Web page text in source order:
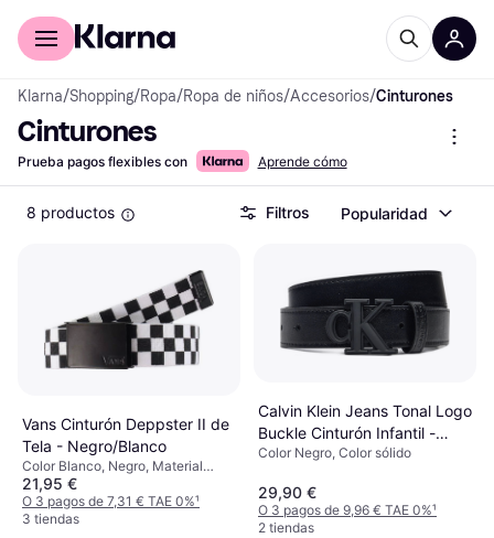
Comprar con Klarna
Klarna/Shopping/Ropa/Ropa de niños/Accesorios/Cinturones
Cinturones
Prueba pagos flexibles con Aprende cómo
8 productos Filtros Popularidad
Vans Cinturón Deppster II de
Tela - Negro/Blanco
Color Blanco, Negro, Material
Poliéster
21,95 €
O 3 pagos de 7,31 € TAE 0%¹
3 tiendas
Calvin Klein Jeans Tonal Logo
Buckle Cinturón Infantil -
Negro
Color Negro, Color sólido
29,90 €
O 3 pagos de 9,96 € TAE 0%¹
2 tiendas